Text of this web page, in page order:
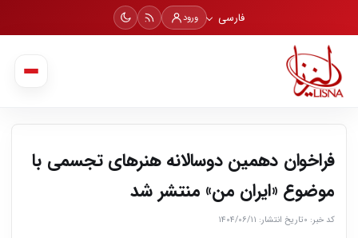
فارسی ورود
فراخوان دهمین دوسالانه هنرهای تجسمی با
موضوع «ایران من» منتشر شد
کد خبر: ۰ تاریخ انتشار: ۱۴۰۴/۰۶/۱۱